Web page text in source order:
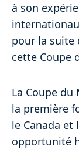
à son
pour la suite
cette Coupe
La Coupe
la première
le Canada
opportunité